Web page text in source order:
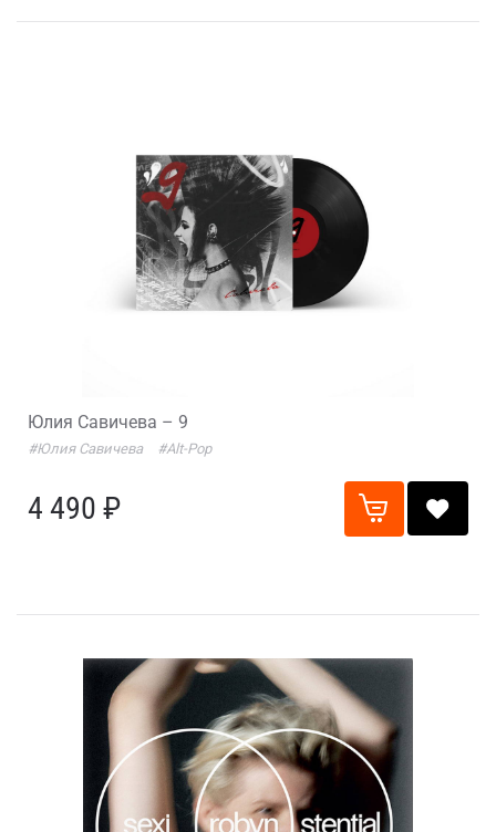
Юлия Савичева – 9
#Юлия Савичева #Alt-Pop
4 490 ₽